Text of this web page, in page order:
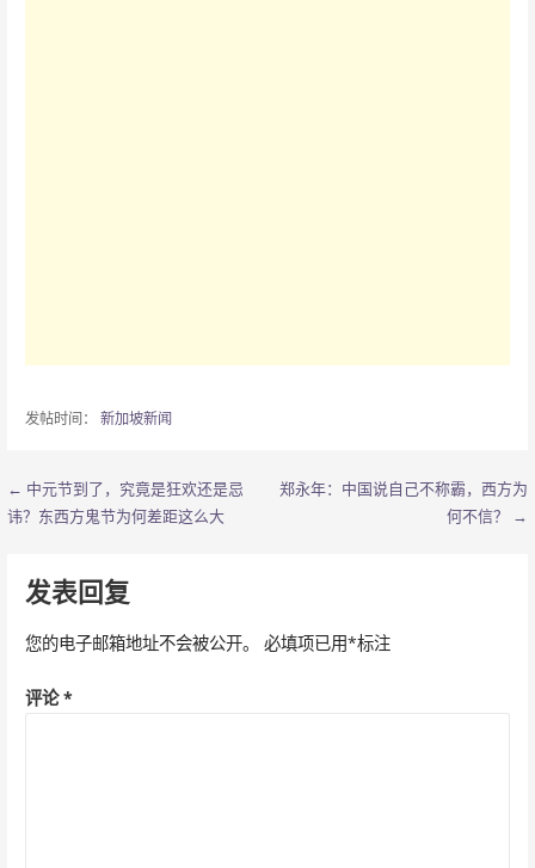
发帖时间： 新加坡新闻
文
导
航
← 中元节到了，究竟是狂欢还是忌
讳？东西方鬼节为何差距这么大
郑永年：中国说自己不称霸，西方为
何不信？ →
发表回复
您的电子邮箱地址不会被公开。 必填项已用*标注
评论*